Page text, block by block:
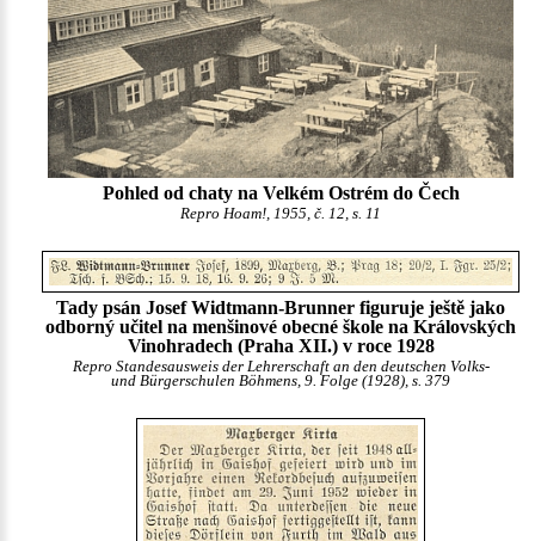
Pohled od chaty na Velkém Ostrém do Čech
Repro Hoam!, 1955, č. 12, s. 11
Tady psán Josef Widtmann-Brunner figuruje ještě jako
odborný učitel na menšinové obecné škole na Královských
Vinohradech (Praha XII.) v roce 1928
Repro Standesausweis der Lehrerschaft an den deutschen Volks-
und Bürgerschulen Böhmens, 9. Folge (1928), s. 379